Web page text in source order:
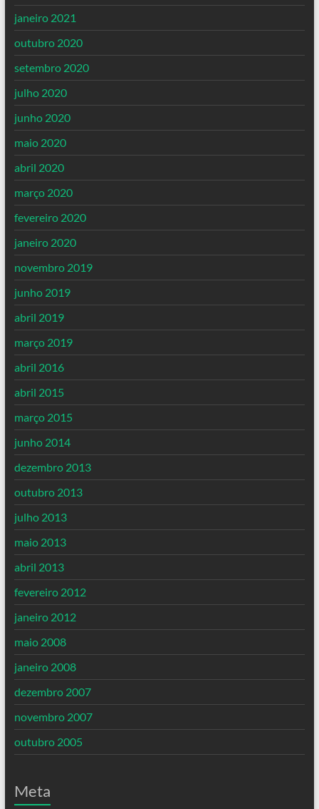
janeiro 2021
outubro 2020
setembro 2020
julho 2020
junho 2020
maio 2020
abril 2020
março 2020
fevereiro 2020
janeiro 2020
novembro 2019
junho 2019
abril 2019
março 2019
abril 2016
abril 2015
março 2015
junho 2014
dezembro 2013
outubro 2013
julho 2013
maio 2013
abril 2013
fevereiro 2012
janeiro 2012
maio 2008
janeiro 2008
dezembro 2007
novembro 2007
outubro 2005
Meta